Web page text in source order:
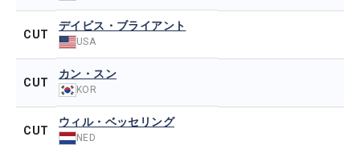
CUT
デイビス・ブライアント
USA
CUT
カン・スン
KOR
CUT
ウィル・ベッセリング
NED